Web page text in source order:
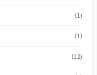
(1)
(1)
(12)